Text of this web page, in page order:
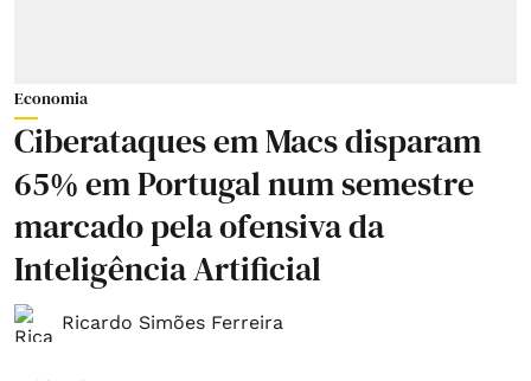
Economia
Ciberataques em Macs disparam
65% em Portugal num semestre
marcado pela ofensiva da
Inteligência Artificial
Ricardo Simões Ferreira